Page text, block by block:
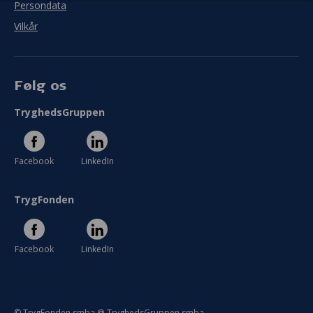
Persondata
Vilkår
Følg os
TryghedsGruppen
Facebook LinkedIn
TrygFonden
Facebook LinkedIn